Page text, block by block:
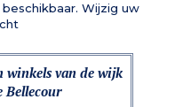
Wijzig uw
winkels van de wijk
Bellecour